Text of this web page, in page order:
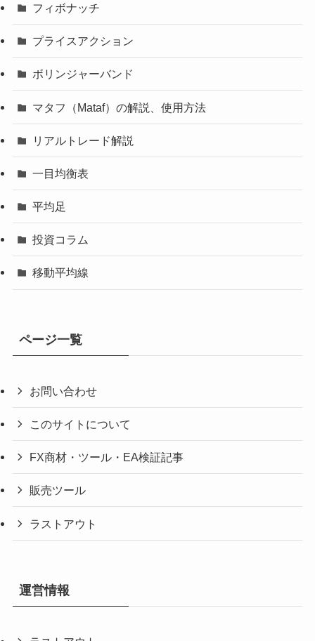
フィボナッチ
プライスアクション
ボリンジャーバンド
マタフ（Mataf）の解説、使用方法
リアルトレード解説
一目均衡表
平均足
投資コラム
移動平均線
ページ一覧
お問い合わせ
このサイトについて
FX商材・ツール・EA検証記事
販売ツール
ラストアウト
運営情報